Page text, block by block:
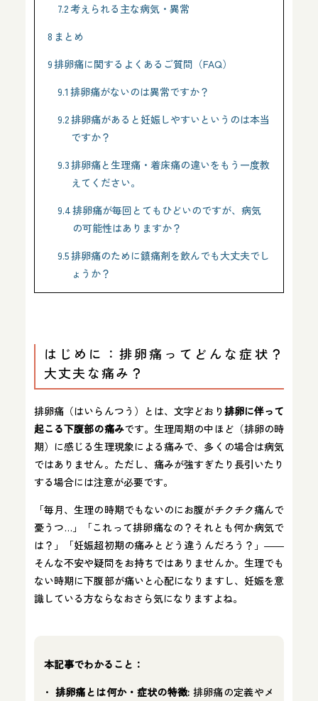
7.2考えられる主な病気・異常
8 まとめ
9排卵痛に関するよくあるご質問（FAQ）
9.1 排卵痛がないのは異常ですか？
9.2排卵痛があると妊娠しやすいというのは本当
ですか？
9.3排卵痛と生理痛・着床痛の違いをもう一度教
えてください。
9.4排卵痛が毎回とてもひどいのですが、病気
の可能性はありますか？
9.5排卵痛のために鎮痛剤を飲んでも大丈夫でし
ょうか？
はじめに：排卵痛ってどんな症状？
大丈夫な痛み？
排卵痛（はいらんつう）とは、文字どおり排卵に伴って
起こる下腹部の痛みです。生理周期の中ほど（排卵の時
期）に感じる生理現象による痛みで、多くの場合は病気
ではありません。ただし、痛みが強すぎたり長引いたり
する場合には注意が必要です。
「毎月、生理の時期でもないのにお腹がチクチク痛んで
憂うつ…」「これって排卵痛なの？それとも何か病気で
は？」「妊娠超初期の痛みとどう違うんだろう？」――
そんな不安や疑問をお持ちではありませんか。生理でも
ない時期に下腹部が痛いと心配になりますし、妊娠を意
識している方ならなおさら気になりますよね。
本記事でわかること：
排卵痛とは何か・症状の特徴: 排卵痛の定義やメ